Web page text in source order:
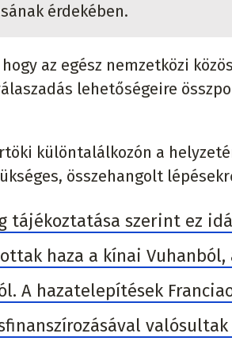
érdekében.
az egész nemzetközi
lehetőségeire
különtalálkozón a
összehangolt
tájékoztatása szerint ez
haza a kínai
A hazatelepítések
valósultak